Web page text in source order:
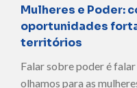
Mulheres e Poder:
oportunidades
territórios
Falar sobre poder é
olhamos para as